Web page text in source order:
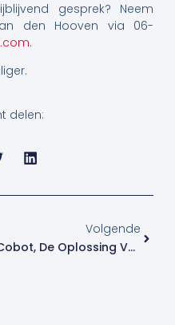
gesprek? Neem
den Hooven via 06-
.
delen:
Volgende
Cobot, De Oplossing Voor Iedere Laswerkplaats